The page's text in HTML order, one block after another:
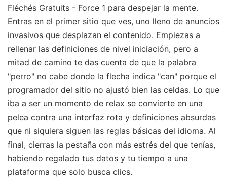
Fléchés Gratuits - Force 1 para despejar la mente.
Entras en el primer sitio que ves, uno lleno de anuncios
invasivos que desplazan el contenido. Empiezas a
rellenar las definiciones de nivel iniciación, pero a
mitad de camino te das cuenta de que la palabra
"perro" no cabe donde la flecha indica "can" porque el
programador del sitio no ajustó bien las celdas. Lo que
iba a ser un momento de relax se convierte en una
pelea contra una interfaz rota y definiciones absurdas
que ni siquiera siguen las reglas básicas del idioma. Al
final, cierras la pestaña con más estrés del que tenías,
habiendo regalado tus datos y tu tiempo a una
plataforma que solo busca clics.